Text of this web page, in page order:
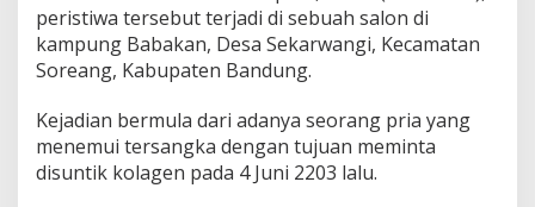
n
g
W
r
a
D
peristiwa tersebut terjadi di sebuah salon di
kampung Babakan, Desa Sekarwangi, Kecamatan
Soreang, Kabupaten Bandung.
Kejadian bermula dari adanya seorang pria yang
menemui tersangka dengan tujuan meminta
disuntik kolagen pada 4 Juni 2203 lalu.